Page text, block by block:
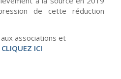
de cette réduction
associations et
CLIQUEZ ICI